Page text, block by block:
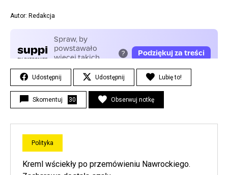
Autor: Redakcja
Udostępnij Udostępnij Lubię to!
Skomentuj 30 Obserwuj notkę
Polityka
Kreml wściekły po przemówieniu Nawrockiego.